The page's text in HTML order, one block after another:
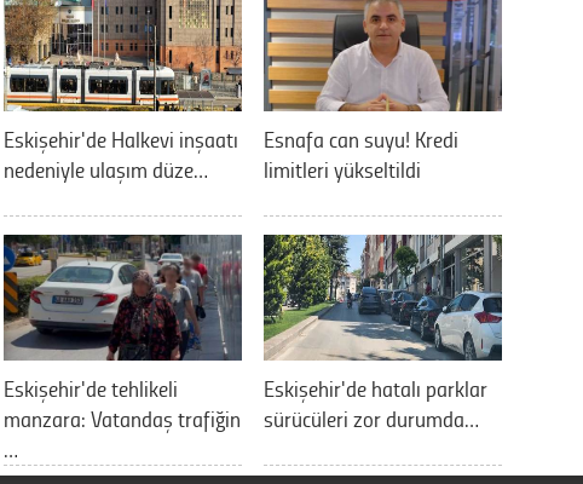
Eskişehir'de Halkevi inşaatı
nedeniyle ulaşım düze…
Esnafa can suyu! Kredi
limitleri yükseltildi
Eskişehir'de tehlikeli
manzara: Vatandaş trafiğin
…
Eskişehir'de hatalı parklar
sürücüleri zor durumda…